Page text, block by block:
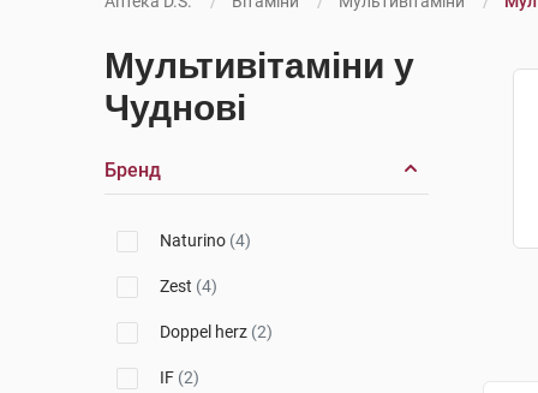
Мультивітаміни у
Чуднові
Бренд
Naturino (4)
Zest (4)
Doppel herz (2)
IF (2)